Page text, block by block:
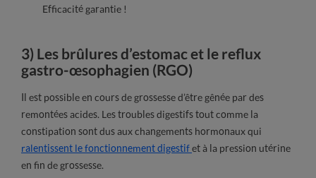
Efficacité garantie !
3) Les brûlures d’estomac et le reflux
gastro-œsophagien (RGO)
Il est possible en cours de grossesse d’être gênée par des
remontées acides. Les troubles digestifs tout comme la
constipation sont dus aux changements hormonaux qui
ralentissent le fonctionnement digestifet à la pression utérine
en fin de grossesse.